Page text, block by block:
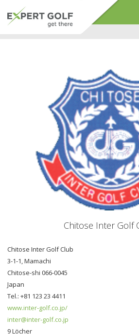
Chitose Inter Golf
Chitose Inter Golf Club
3-1-1, Mamachi
Chitose-shi 066-0045
Japan
Tel.: +81 123 23 4411
www.inter-golf.co.jp/
inter@inter-golf.co.jp
9 Löcher